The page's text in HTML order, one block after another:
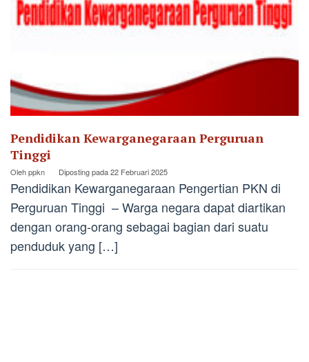
Pendidikan Kewarganegaraan Perguruan
Tinggi
Olehppkn Diposting pada22 Februari 2025
Pendidikan Kewarganegaraan Pengertian PKN di
Perguruan Tinggi – Warga negara dapat diartikan
dengan orang-orang sebagai bagian dari suatu
penduduk yang […]